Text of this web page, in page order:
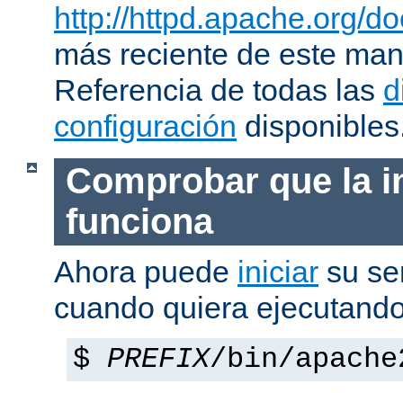
http://httpd.apache.org/
más reciente de este
Referencia de todas las
configuración
Comprobar que la
funciona
Ahora puede iniciar su
cuando quiera
$ PREFIX/bin/